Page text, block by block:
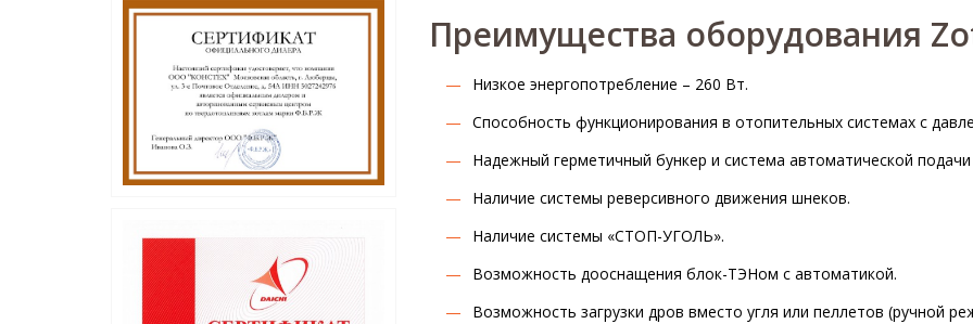
Преимущества оборудования
Низкое энергопотребление – 260 Вт.
Способность функционирования в отопительных системах с
Надежный герметичный бункер и система автоматической
Наличие системы реверсивного движения шнеков.
Наличие системы «СТОП-УГОЛЬ».
Возможность дооснащения блок-ТЭНом с автоматикой.
Возможность загрузки дров вместо угля или пеллетов (ручной